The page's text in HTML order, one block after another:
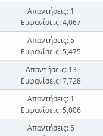
Απαντήσεις: 1
Εμφανίσεις: 4,067
Απαντήσεις: 5
Εμφανίσεις: 5,475
Απαντήσεις: 13
Εμφανίσεις: 7,728
Απαντήσεις: 1
Εμφανίσεις: 5,006
Απαντήσεις: 5